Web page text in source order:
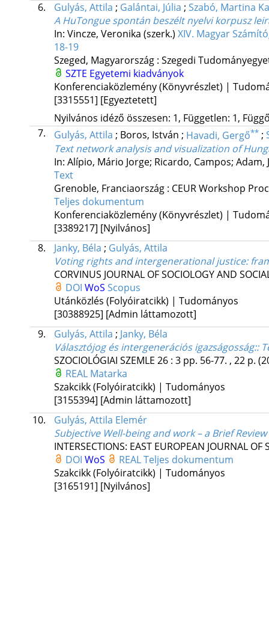
6.
Gulyás, Attila ; Galántai, Júlia ; Szabó, Martina
A HuTongue spontán beszélt nyelvi korpusz
In: Vincze, Veronika (szerk.) XIV. Magyar
18-19
Szeged, Magyarország : Szegedi
SZTE Egyetemi kiadványok
Konferenciaközlemény (Könyvrészlet) |
[3315551] [Egyeztetett]
Nyilvános idéző összesen: 1, Független: 1,
7.
Gulyás, Attila ; Boros, István ; Havadi, Gergő** ;
Text network analysis and visualization of
In: Alípio, Mário Jorge; Ricardo, Campos;
Text
Grenoble, Franciaország : CEUR Workshop
Teljes dokumentum
Konferenciaközlemény (Könyvrészlet) |
[3389217] [Nyilvános]
8.
Janky, Béla ; Gulyás, Attila
Voting rights and intergenerational justice:
CORVINUS JOURNAL OF SOCIOLOGY AND
DOI WoS Scopus
Utánközlés (Folyóiratcikk) | Tudományos
[30388925] [Admin láttamozott]
9.
Gulyás, Attila ; Janky, Béla
Választójog és intergenerációs igazságosság::
SZOCIOLÓGIAI SZEMLE 26: 3 pp. 56-77. , 22 p.
REAL Matarka
Szakcikk (Folyóiratcikk) | Tudományos
[3155394] [Admin láttamozott]
10.
Gulyás, Attila Elemér
Subjective Well-being and work – a Brief
INTERSECTIONS: EAST EUROPEAN JOURNAL OF
DOI WoS REALTeljes dokumentum
Szakcikk (Folyóiratcikk) | Tudományos
[3165191] [Nyilvános]